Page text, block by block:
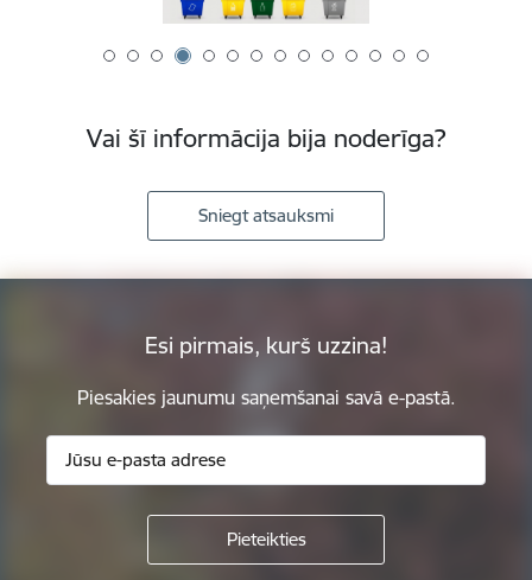
Vai šī informācija bija noderīga?
Sniegt atsauksmi
Esi pirmais, kurš uzzina!
Piesakies jaunumu saņemšanai savā e-pastā.